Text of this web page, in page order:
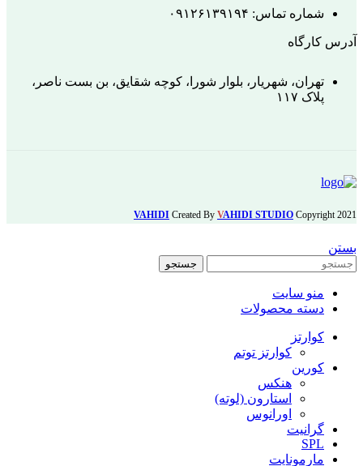
شماره تماس: ۰۹۱۲۶۱۳۹۱۹۴
آدرس کارگاه
تهران، شهریار، بلوار شورا، کوچه شقایق، بن بست ناصر،
پلاک ۱۱۷
VAHIDI Created By VAHIDI STUDIO Copyright2021
بستن
جستجو
منو سایت
دسته محصولات
کوارتز
کوارتز توتم
کورین
هنکس
استارون (لوته)
اورانوس
گرانیت
SPL
مارمونایت